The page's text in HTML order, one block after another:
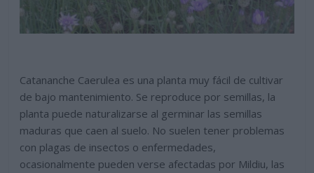
Catananche Caerulea es una planta muy fácil de cultivar
de bajo mantenimiento. Se reproduce por semillas, la
planta puede naturalizarse al germinar las semillas
maduras que caen al suelo. No suelen tener problemas
con plagas de insectos o enfermedades,
ocasionalmente pueden verse afectadas por Mildiu, las